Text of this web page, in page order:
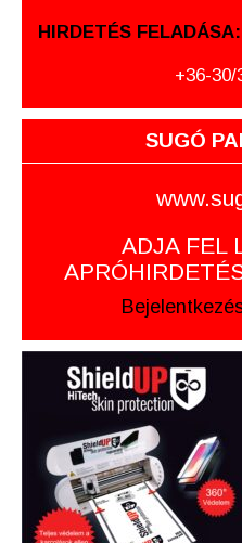
HIRDETÉS FELADÁSA:
+36-30/
SUGÓ
ADJA FEL